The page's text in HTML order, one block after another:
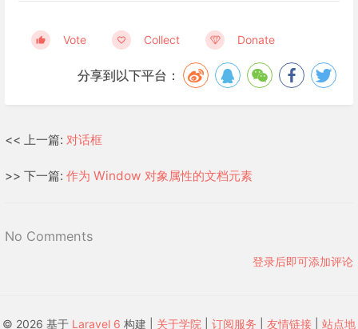
Vote Collect Donate
分享到以下平台：
<< 上一篇: 对话框
>> 下一篇: 作为 Window 对象属性的文档元素
No Comments
登录后即可添加评论
© 2026 基于 Laravel 6 构建 | 关于学院 订阅服务 友情链接 站点地